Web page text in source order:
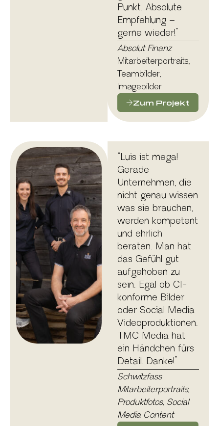
Punkt. Absolute
Empfehlung –
gerne wieder!”
Absolut Finanz
Mitarbeiterportraits,
Teambilder,
Imagebilder
Zum Projekt
“Luis ist mega!
Gerade
Unternehmen, die
nicht genau wissen
was sie brauchen,
werden kompetent
und ehrlich
beraten. Man hat
das Gefühl gut
aufgehoben zu
sein. Egal ob CI-
konforme Bilder
oder Social Media
Videoproduktionen.
TMC Media hat
ein Händchen fürs
Detail. Danke!”
Schwitzfass
Mitarbeiterportraits,
Produktfotos, Social
Media Content